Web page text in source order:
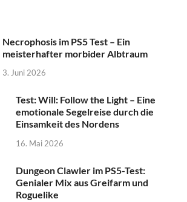
Necrophosis im PS5 Test – Ein
meisterhafter morbider Albtraum
3. Juni 2026
Test: Will: Follow the Light – Eine
emotionale Segelreise durch die
Einsamkeit des Nordens
16. Mai 2026
Dungeon Clawler im PS5-Test:
Genialer Mix aus Greifarm und
Roguelike